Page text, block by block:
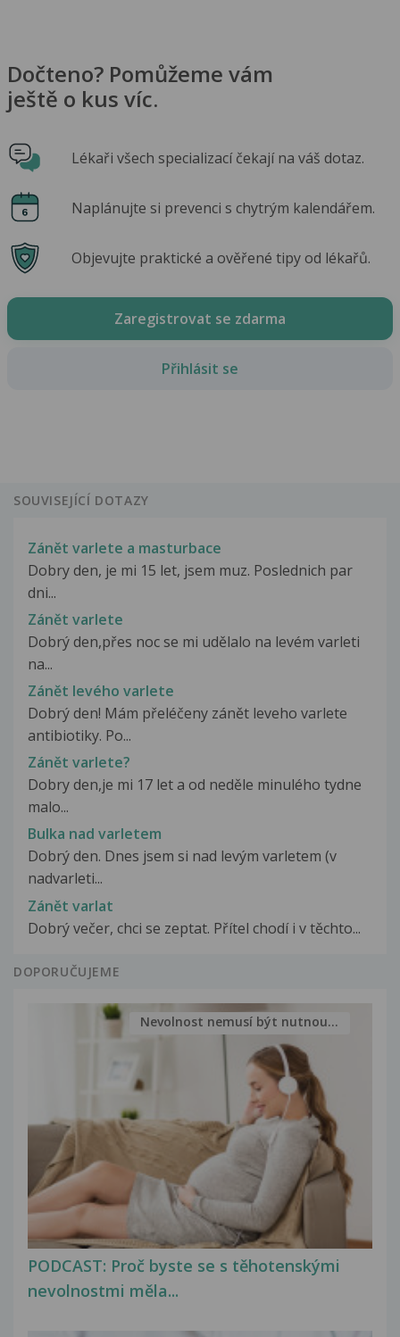
Dočteno? Pomůžeme vám
ještě o kus víc.
Lékaři všech specializací čekají na váš dotaz.
Naplánujte si prevenci s chytrým kalendářem.
Objevujte praktické a ověřené tipy od lékařů.
Zaregistrovat se zdarma
Přihlásit se
SOUVISEJÍCÍ DOTAZY
Zánět varlete a masturbace
Dobry den, je mi 15 let, jsem muz. Poslednich par
dni...
Zánět varlete
Dobrý den,přes noc se mi udělalo na levém varleti
na...
Zánět levého varlete
Dobrý den! Mám přeléčeny zánět leveho varlete
antibiotiky. Po...
Zánět varlete?
Dobry den,je mi 17 let a od neděle minulého tydne
malo...
Bulka nad varletem
Dobrý den. Dnes jsem si nad levým varletem (v
nadvarleti...
Zánět varlat
Dobrý večer, chci se zeptat. Přítel chodí i v těchto...
DOPORUČUJEME
PODCAST: Proč byste se s těhotenskými
nevolnostmi měla...
Nevolnost nemusí být nutnou...